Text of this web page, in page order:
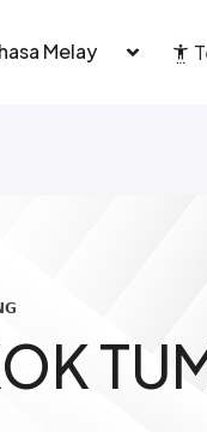
your language